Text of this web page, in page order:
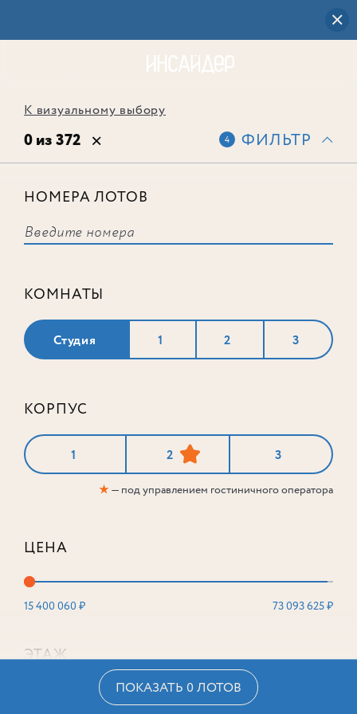
К визуальному выбору
0 из 372 4 ФИЛЬТР
НОМЕРА ЛОТОВ
КОМНАТЫ
Студия 1 2 3
КОРПУС
1 2 3
★— под управлением гостиничного оператора
ЦЕНА
15 400 060 ₽ 73 093 625 ₽
ЭТАЖ
ПОКАЗАТЬ 0 ЛОТОВ
соответствует ни одного лота